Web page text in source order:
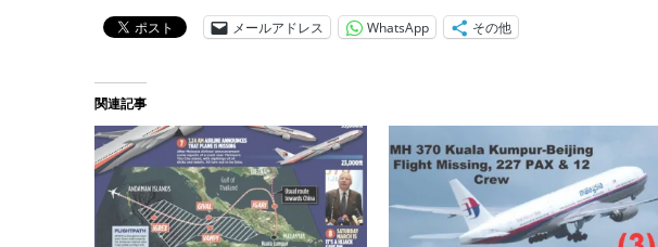
メールアドレス WhatsApp その他
関連記事